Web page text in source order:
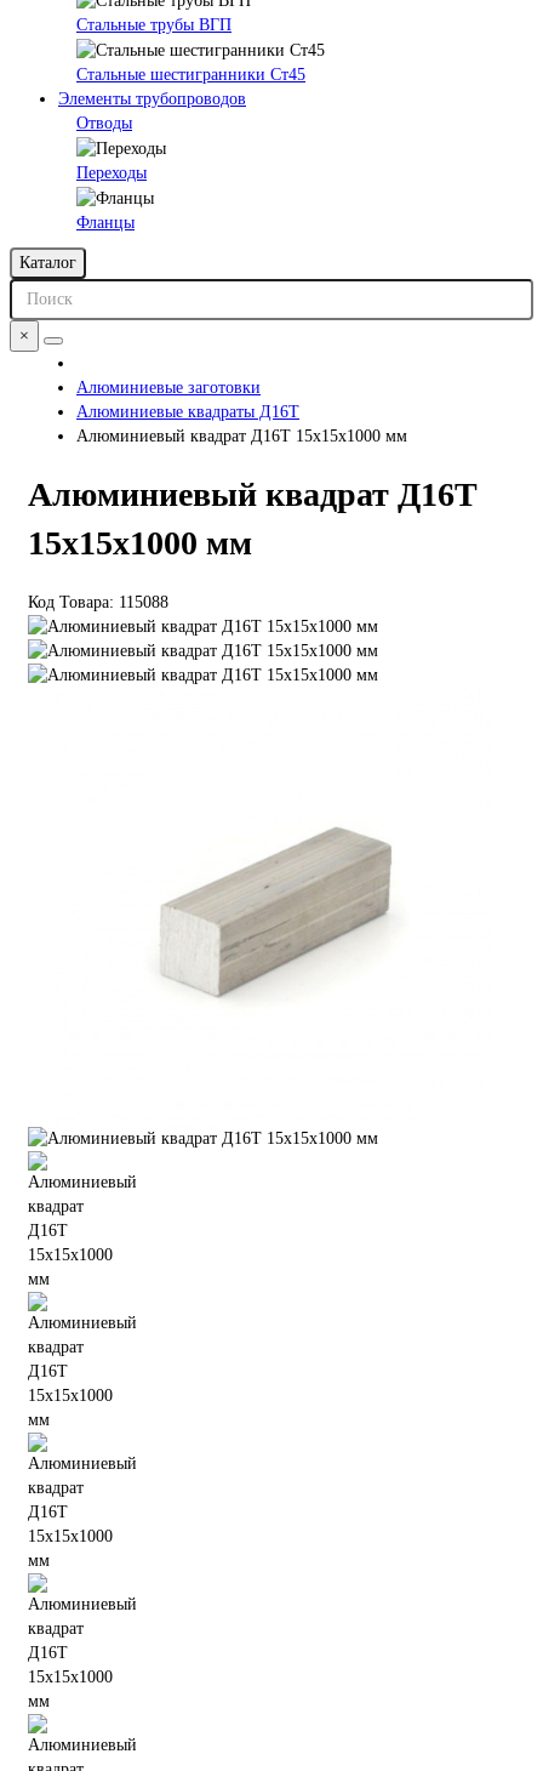
Стальные трубы ВГП
Стальные шестигранники Ст45
Элементы трубопроводов
Отводы
Переходы
Фланцы
Каталог
×
Алюминиевые заготовки
Алюминиевые квадраты Д16Т
Алюминиевый квадрат Д16Т 15х15х1000 мм
Алюминиевый квадрат Д16Т
15х15х1000 мм
Код Товара: 115088